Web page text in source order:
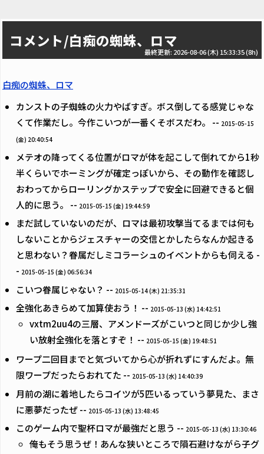
コメント/白痴の蜘蛛、ロマ
最終更新: 2026-08-06 (木) 15:33:35(8h)
白痴の蜘蛛、ロマ
カンストの子蜘蛛の火力やばすぎ。ボス倒してる感覚じゃな
くて作業だし。今作こいつが一番くそボスだわ。 -- 2015-05-15
(金) 20:40:54
メテオの降ってくる位置がロマが体を起こして倒れてから1秒
半くらいでホーミングが確定っぽいから、その動作を確認し
おわってからローリングかステップで安全に回避できると個
人的に思う。 -- 2015-05-15 (金) 19:44:59
まだ試していないのだが、ロマは最初攻撃当てるまでは何も
しないことからジェスチャーの交信とかしたらなんか起きる
と思わない？眷属だしミコラーシュのイベントからも伺える -
- 2015-05-15 (金) 06:56:34
こいつ眷属じゃない？ -- 2015-05-14 (木) 21:35:31
全強化あきらめて加算使おう！ -- 2015-05-13 (水) 14:42:51
vxtm2uu4の三層、アメンドーズがこいつと同じか少し強
い放射全強化を落とすぞ！ -- 2015-05-15 (金) 19:48:51
ワープ二回目までと気づいてから心が折れずにすんだよ。無
限ワープだったらおれてた -- 2015-05-13 (水) 14:40:39
月前の湖に着地したらコイツが5匹いるっていう夢見た、まさ
に悪夢だったぜ -- 2015-05-13 (水) 13:48:45
このゲーム内で聖杯ロマが最強だと思う -- 2015-05-13 (水) 13:30:46
俺もそう思うぜ！あんな狭いところで隕石避けながら子グ